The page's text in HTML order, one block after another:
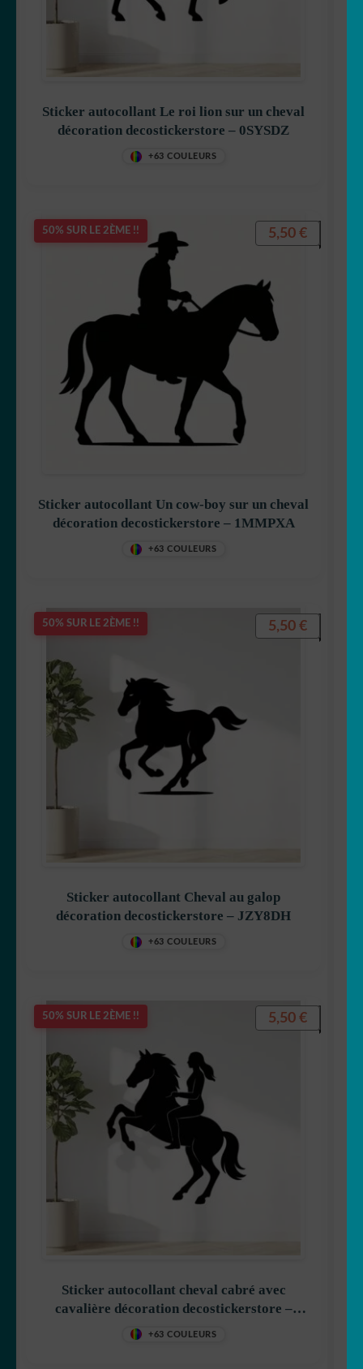
Sticker autocollant Le roi lion sur un cheval
décoration decostickerstore – 0SYSDZ
+63 COULEURS
50% SUR LE 2ÈME !!
Sticker autocollant Un cow-boy sur un cheval
décoration decostickerstore – 1MMPXA
+63 COULEURS
5,50 €
50% SUR LE 2ÈME !!
Sticker autocollant Cheval au galop
décoration decostickerstore – JZY8DH
+63 COULEURS
5,50 €
50% SUR LE 2ÈME !!
Sticker autocollant cheval cabré avec
cavalière décoration decostickerstore –
84EOZH
+63 COULEURS
5,50 €